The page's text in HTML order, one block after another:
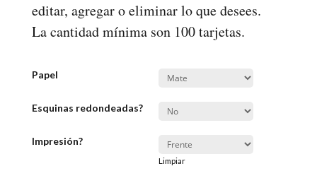
editar, agregar o eliminar lo que desees.
La cantidad mínima son 100 tarjetas.
Papel
Esquinas redondeadas?
Impresión?
Limpiar